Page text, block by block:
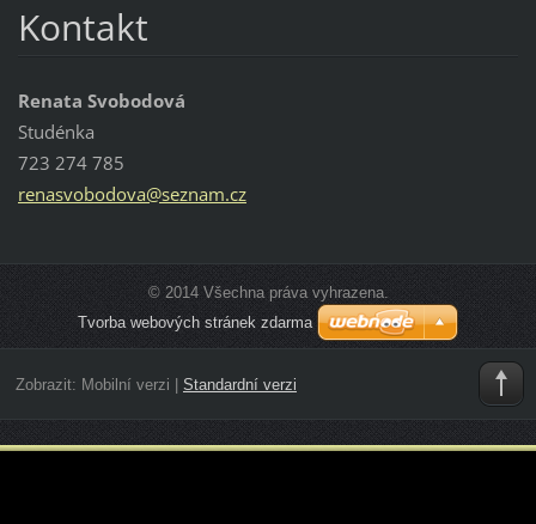
Kontakt
Renata Svobodová
Studénka
723 274 785
renasvobodova@seznam.cz
© 2014 Všechna práva vyhrazena.
Tvorba webových stránek zdarma
Zobrazit: Mobilní verzi Standardní verzi